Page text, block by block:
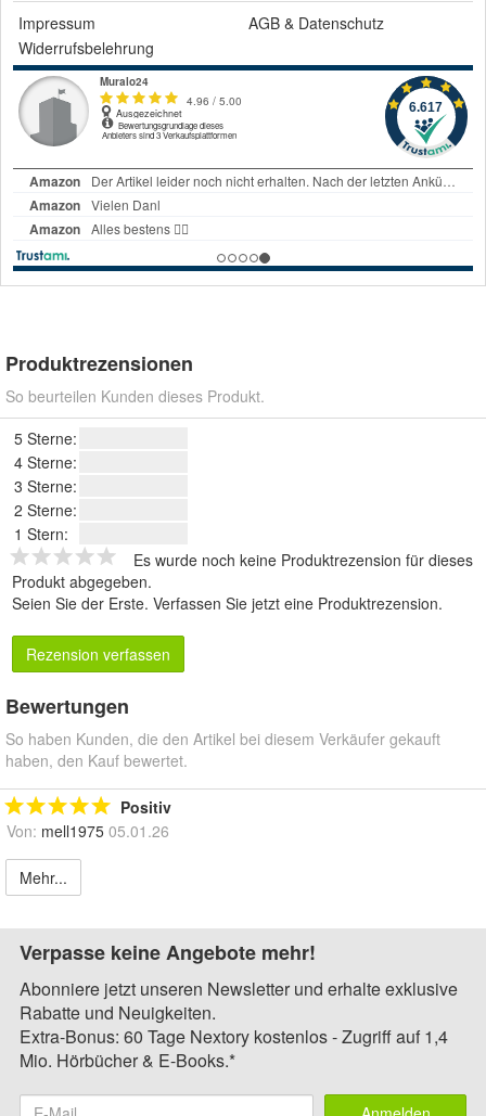
Impressum
AGB & Datenschutz
Widerrufsbelehrung
Produktrezensionen
So beurteilen Kunden dieses Produkt.
5 Sterne:
4 Sterne:
3 Sterne:
2 Sterne:
1 Stern:
Es wurde noch keine Produktrezension für dieses
Produkt abgegeben.
Seien Sie der Erste. Verfassen Sie jetzt eine Produktrezension.
Rezension verfassen
Bewertungen
So haben Kunden, die den Artikel bei diesem Verkäufer gekauft
haben, den Kauf bewertet.
Positiv
Von: mell1975 05.01.26
Mehr...
Verpasse keine Angebote mehr!
Abonniere jetzt unseren Newsletter und erhalte exklusive
Rabatte und Neuigkeiten.
Extra-Bonus: 60 Tage Nextory kostenlos - Zugriff auf 1,4
Mio. Hörbücher & E-Books.*